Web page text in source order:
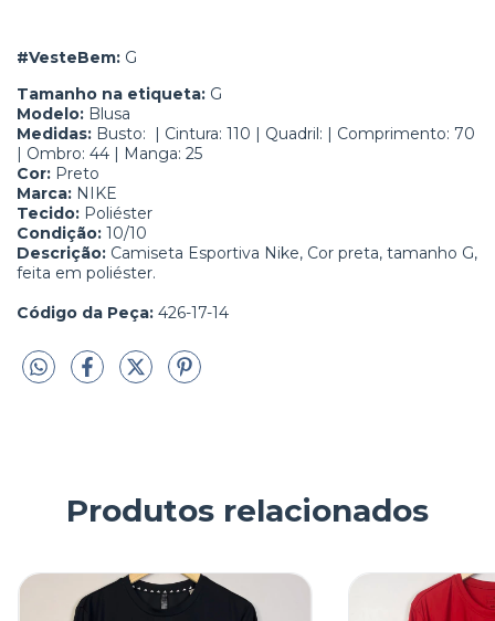
#VesteBem: G
Tamanho na etiqueta: G
Modelo: Blusa
Medidas: Busto:
| Cintura: 110 | Quadril: | Comprimento: 70
| Ombro: 44 | Manga: 25
Cor: Preto
Marca: NIKE
Tecido: Poliéster
Condição: 10/10
Descrição: Camiseta Esportiva Nike, Cor preta, tamanho G,
feita em poliéster.
Código da Peça: 426-17-14
Produtos relacionados